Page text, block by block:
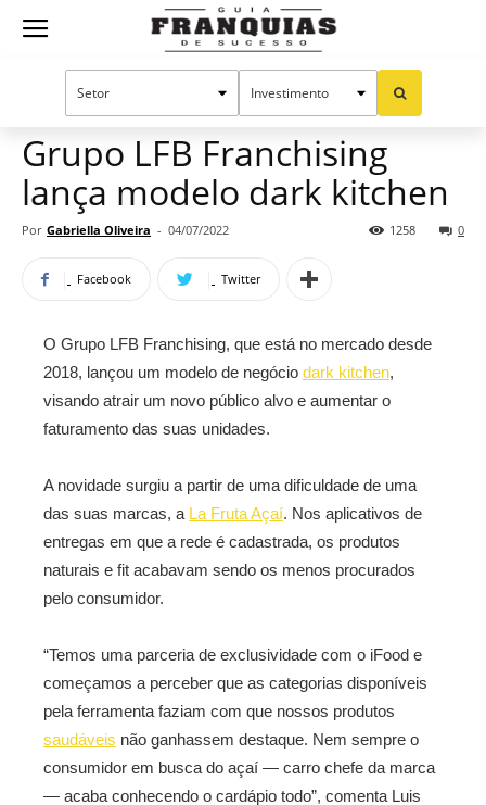
Guia
Mercado de franquias
Grupo LFB Franchising
lança modelo dark kitchen
Por Gabriella Oliveira - 04/07/2022 0
1258
Facebook Twitter
O Grupo LFB Franchising, que está no mercado desde
2018, lançou um modelo de negócio dark kitchen,
visando atrair um novo público alvo e aumentar o
faturamento das suas unidades.
A novidade surgiu a partir de uma dificuldade de uma
das suas marcas, a La Fruta Açaí. Nos aplicativos de
entregas em que a rede é cadastrada, os produtos
naturais e fit acabavam sendo os menos procurados
pelo consumidor.
“Temos uma parceria de exclusividade com o iFood e
começamos a perceber que as categorias disponíveis
pela ferramenta faziam com que nossos produtos
saudáveis não ganhassem destaque. Nem sempre o
consumidor em busca do açaí — carro chefe da marca
— acaba conhecendo o cardápio todo”, comenta Luis